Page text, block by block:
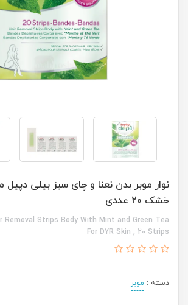
نوار موبر بدن نعنا و چای سبز بیلی
خشک 20 عددی
Removal Strips Body With Mint and Green Tea
For DYR Skin , 20 Strips
دسته : موبر